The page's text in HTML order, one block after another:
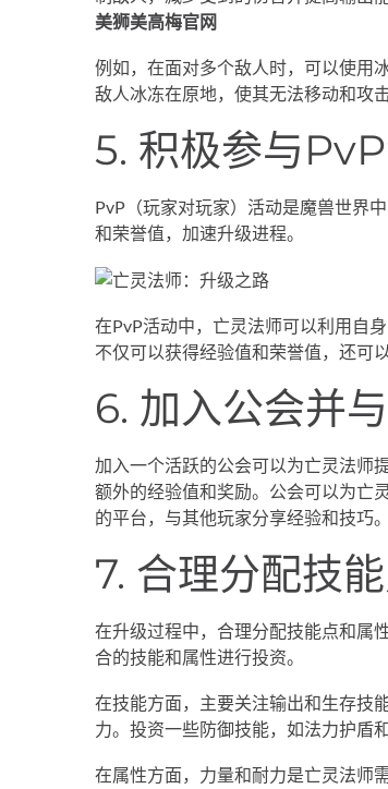
美狮美高梅官网
例如，在面对多个敌人时，可以使用
敌人冰冻在原地，使其无法移动和攻
5. 积极参与
PvP（玩家对玩家）活动是魔兽世界
和荣誉值，加速升级进程。
在PvP活动中，亡灵法师可以利用自
不仅可以获得经验值和荣誉值，还可
6. 加入公会并
加入一个活跃的公会可以为亡灵法师
额外的经验值和奖励。公会可以为亡
的平台，与其他玩家分享经验和技巧。
7. 合理分配技
在升级过程中，合理分配技能点和属
合的技能和属性进行投资。
在技能方面，主要关注输出和生存技
力。投资一些防御技能，如法力护盾
在属性方面，力量和耐力是亡灵法师